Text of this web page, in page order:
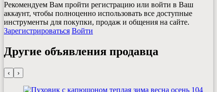
Рекомендуем Вам пройти регистрацию или войти в Ваш
аккаунт, чтобы полноценно использовать все доступные
инструменты для покупки, продаж и общения на сайте.
Зарегистрироваться Войти
Другие объявления продавца
‹ ›